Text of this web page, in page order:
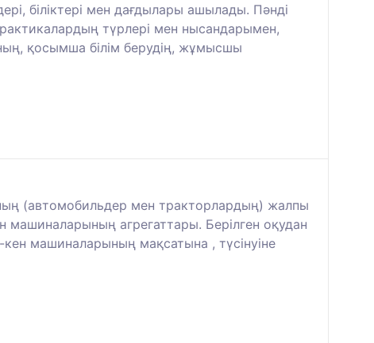
біліктері мен дағдылары ашылады. Пәнді
түрлері мен нысандарымен,
қосымша білім берудің, жұмысшы
(автомобильдер мен тракторлардың) жалпы
машиналарының агрегаттары. Берілген оқудан
кен машиналарының мақсатына , түсінуіне